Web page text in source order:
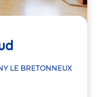
LE BRETONNEUX